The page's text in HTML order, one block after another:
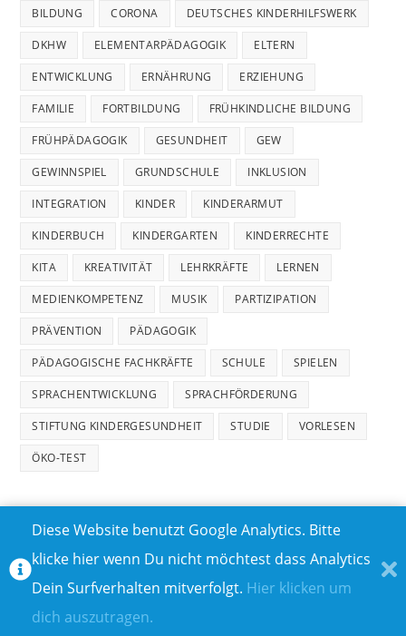
BILDUNG CORONA DEUTSCHES KINDERHILFSWERK
DKHW ELEMENTARPÄDAGOGIK ELTERN
ENTWICKLUNG ERNÄHRUNG ERZIEHUNG
FAMILIE FORTBILDUNG FRÜHKINDLICHE BILDUNG
FRÜHPÄDAGOGIK GESUNDHEIT GEW
GEWINNSPIEL GRUNDSCHULE INKLUSION
INTEGRATION KINDER KINDERARMUT
KINDERBUCH KINDERGARTEN KINDERRECHTE
KITA KREATIVITÄT LEHRKRÄFTE LERNEN
MEDIENKOMPETENZ MUSIK PARTIZIPATION
PRÄVENTION PÄDAGOGIK
PÄDAGOGISCHE FACHKRÄFTE SCHULE SPIELEN
SPRACHENTWICKLUNG SPRACHFÖRDERUNG
STIFTUNG KINDERGESUNDHEIT STUDIE VORLESEN
ÖKO-TEST
TEILNAHMEBEDINGUNGEN FÜR GEWINNSPIELE
IMPRESSUM
ÜBER UNS I
Diese Website benutzt Google Analytics. Bitte
klicke hier wenn Du nicht möchtest dass Analytics
Dein Surfverhalten mitverfolgt. Hier klicken um
dich auszutragen.